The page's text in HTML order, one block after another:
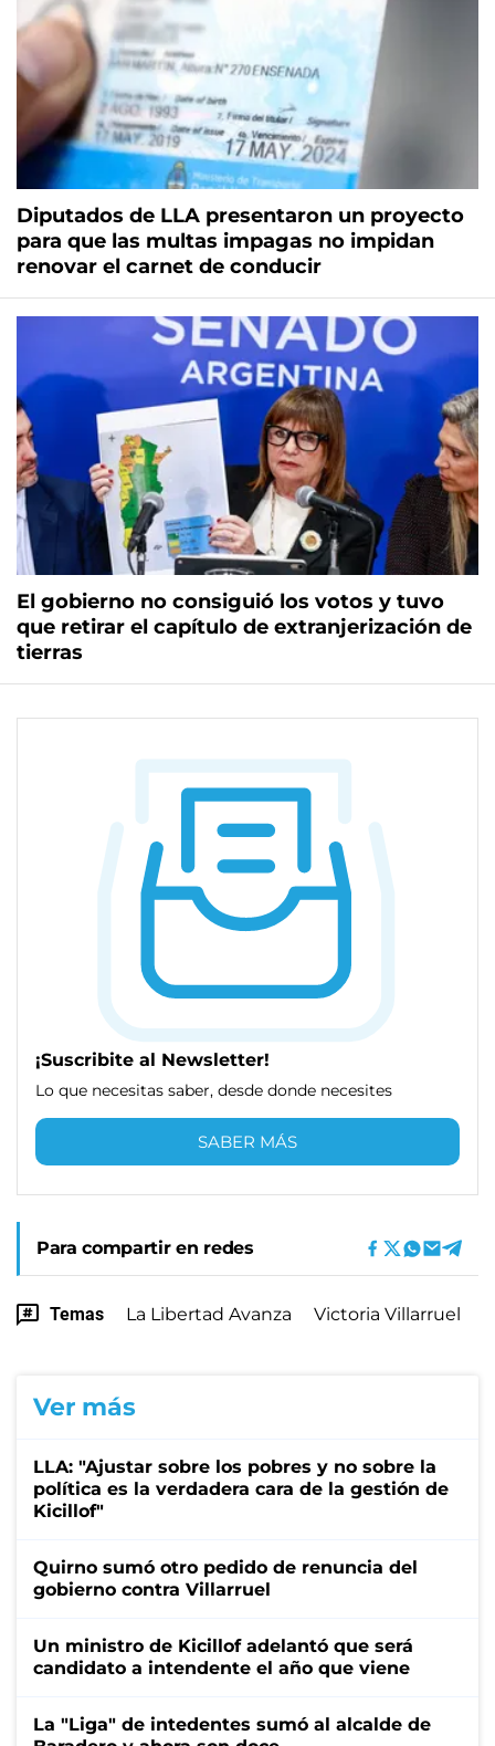
Diputados de LLA presentaron un proyecto
para que las multas impagas no impidan
renovar el carnet de conducir
El gobierno no consiguió los votos y tuvo
que retirar el capítulo de extranjerización de
tierras
¡Suscribite al Newsletter!
Lo que necesitas saber, desde donde necesites
SABER MÁS
Para compartir en redes
Temas La Libertad Avanza Victoria Villarruel
Ver más
LLA: "Ajustar sobre los pobres y no sobre la
política es la verdadera cara de la gestión de
Kicillof"
Quirno sumó otro pedido de renuncia del
gobierno contra Villarruel
Un ministro de Kicillof adelantó que será
candidato a intendente el año que viene
La "Liga" de intedentes sumó al alcalde de